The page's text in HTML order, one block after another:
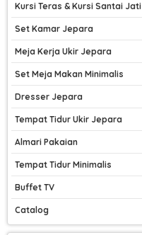
Kursi Teras & Kursi Santai Jati
Set Kamar Jepara
Meja Kerja Ukir Jepara
Set Meja Makan Minimalis
Dresser Jepara
Tempat Tidur Ukir Jepara
Almari Pakaian
Tempat Tidur Minimalis
Buffet TV
Catalog